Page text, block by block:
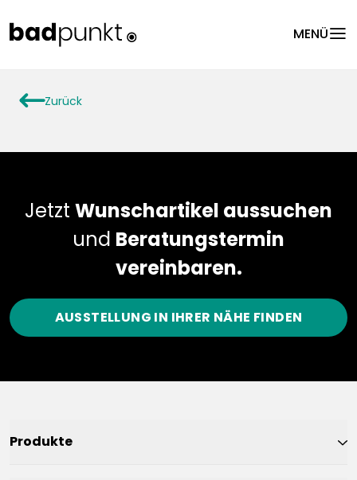
MENÜmenu
arrowLeftZurück
Jetzt Wunschartikel aussuchen
und Beratungstermin
vereinbaren.
AUSSTELLUNG IN IHRER NÄHE FINDEN
Produkte